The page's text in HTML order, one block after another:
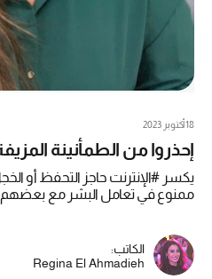
18 أكتوبر 2023
إحذروا من الطمأنينة
يكسر #الإنترنت حاجز التحفظ أو
ممنوع في تعامل البشر مع
الكاتب:
Regina El Ahmadieh